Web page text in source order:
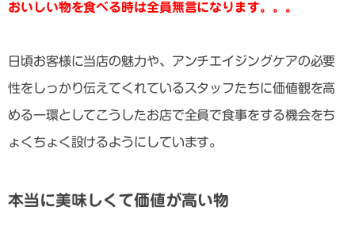
おいしい物を食べる時は全員無言になります。。。
日頃お客様に当店の魅力や、アンチエイジングケアの必要
性をしっかり伝えてくれているスタッフたちに価値観を高
める一環としてこうしたお店で全員で食事をする機会をち
ょくちょく設けるようにしています。
本当に美味しくて価値が高い物